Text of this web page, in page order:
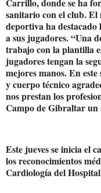
sanitario con el club. El
deportiva ha
a sus jugadores. “Una
trabajo con la plantilla
jugadores tengan la
mejores manos. En
y cuerpo técnico
nos prestan los
Campo de Gibraltar un
Este jueves se inicia el
los reconocimientos
Cardiología del